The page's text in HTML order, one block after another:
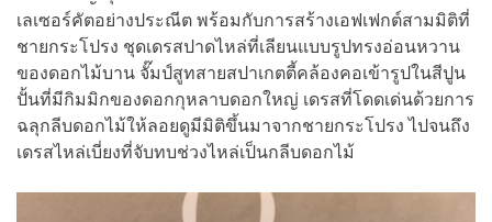
เลเซอร์คัตอย่างประณีต พร้อมกับการสร้างเอฟเฟกต์สามมิติที่
ชายกระโปรง ชุดเดรสปาดไหล่ที่เลียนแบบรูปทรงอ่อนหวาน
ของดอกไม้บาน จั๊มป์สูทสายสปาเกตตี้คล้องคอเข้ารูปในสีปูน
ปั้นที่มีกิมมิกของดอกกุหลาบดอกใหญ่ เดรสที่โดดเด่นด้วยการ
ฉลุกลีบดอกไม้ให้ลอยดูมีมิติขึ้นมาจากชายกระโปรง ไปจนถึง
เดรสไหล่เบี่ยงที่จับทบช่วงไหล่เป็นกลีบดอกไม้